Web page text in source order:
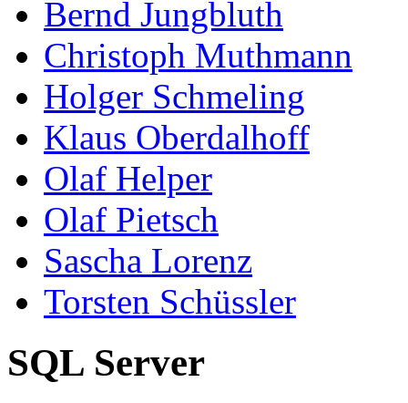
Bernd Jungbluth
Christoph Muthmann
Holger Schmeling
Klaus Oberdalhoff
Olaf Helper
Olaf Pietsch
Sascha Lorenz
Torsten Schüssler
SQL Server